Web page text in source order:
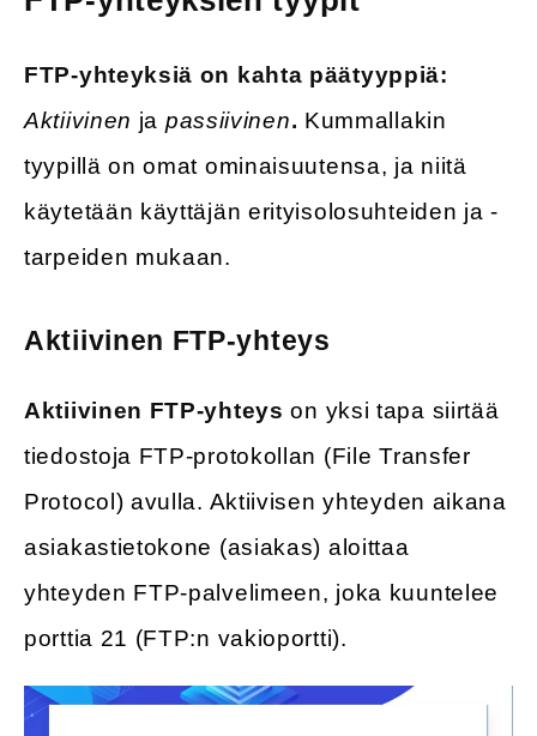
FTP-yhteyksiä on kahta päätyyppiä:
Aktiivinen ja passiivinen. Kummallakin
tyypillä on omat ominaisuutensa, ja niitä
käytetään käyttäjän erityisolosuhteiden ja -
tarpeiden mukaan.
Aktiivinen FTP-yhteys
Aktiivinen FTP-yhteys on yksi tapa siirtää
tiedostoja FTP-protokollan (File Transfer
Protocol) avulla. Aktiivisen yhteyden aikana
asiakastietokone (asiakas) aloittaa
yhteyden FTP-palvelimeen, joka kuuntelee
porttia 21 (FTP:n vakioportti).